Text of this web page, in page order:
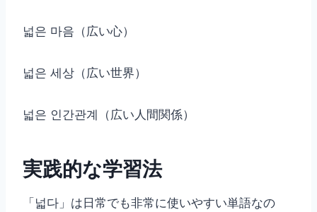
넓은 마음（広い心）
넓은 세상（広い世界）
넓은 인간관계（広い人間関係）
実践的な学習法
「넓다」は日常でも非常に使いやすい単語なの